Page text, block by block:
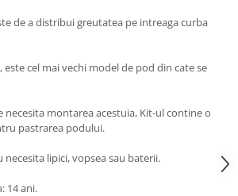
de a distribui greutatea pe intreaga curba
cel mai vechi model de pod din cate se
necesita montarea acestuia, Kit-ul contine o
pastrarea podului.
lipici, vopsea sau baterii.
14 ani.